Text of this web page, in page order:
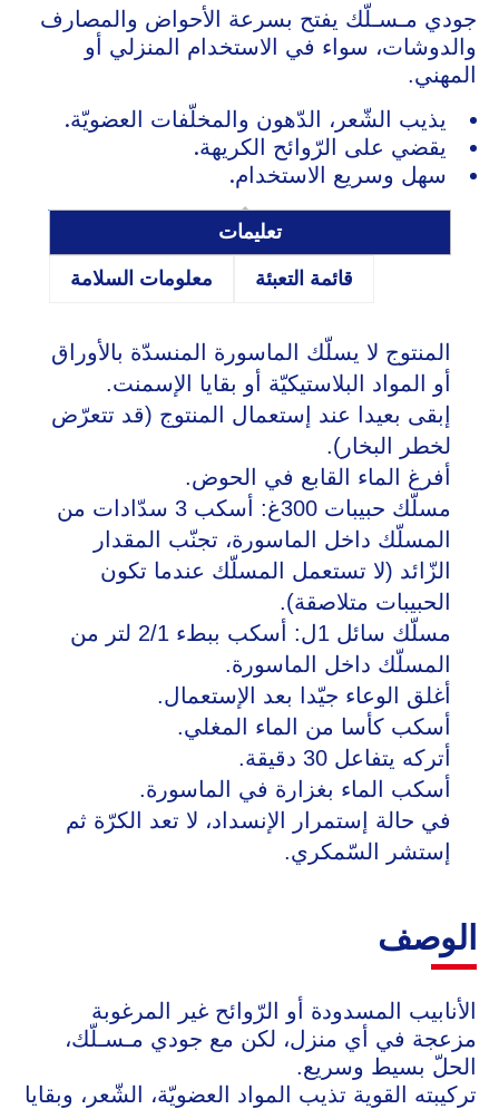
جودي مـسـلّك يفتح بسرعة الأحواض والمصارف
والدوشات، سواء في الاستخدام المنزلي أو
المهني.
يذيب الشّعر، الدّهون والمخلّفات العضويّة.
يقضي على الرّوائح الكريهة.
سهل وسريع الاستخدام.
تعليمات
معلومات السلامة قائمة التعبئة
المنتوج لا يسلّك الماسورة المنسدّة بالأوراق
أو المواد البلاستيكيّة أو بقايا الإسمنت.
إبقى بعيدا عند إستعمال المنتوج (قد تتعرّض
لخطر البخار).
أفرغ الماء القابع في الحوض.
مسلّك حبيبات 300غ: أسكب 3 سدّادات من
المسلّك داخل الماسورة، تجنّب المقدار
الزّائد (لا تستعمل المسلّك عندما تكون
الحبيبات متلاصقة).
مسلّك سائل 1ل: أسكب ببطء 2/1 لتر من
المسلّك داخل الماسورة.
أغلق الوعاء جيّدا بعد الإستعمال.
أسكب كأسا من الماء المغلي.
أتركه يتفاعل 30 دقيقة.
أسكب الماء بغزارة في الماسورة.
في حالة إستمرار الإنسداد، لا تعد الكرّة ثم
إستشر السّمكري.
الوصف
الأنابيب المسدودة أو الرّوائح غير المرغوبة
مزعجة في أي منزل، لكن مع جودي مـسـلّك،
الحلّ بسيط وسريع.
تركيبته القوية تذيب المواد العضويّة، الشّعر، وبقايا